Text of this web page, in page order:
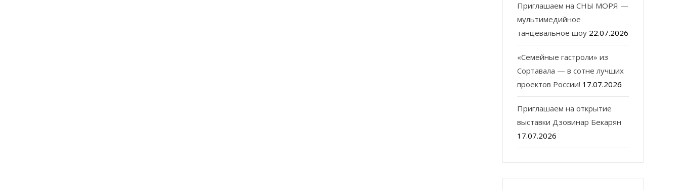
Приглашаем на СНЫ МОРЯ —
мультимедийное
танцевальное шоу 22.07.2026
«Семейные гастроли» из
Сортавала — в сотне лучших
проектов России! 17.07.2026
Приглашаем на открытие
выставки Дзовинар Бекарян
17.07.2026